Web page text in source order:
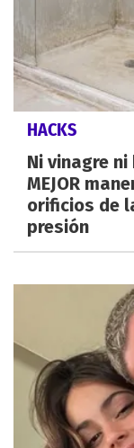
HACKS
Ni vinagre
MEJOR
orificios de
presión